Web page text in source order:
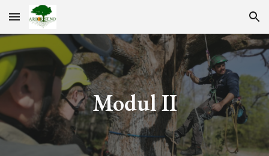
Skip to main content Skip to navigation
Modul II